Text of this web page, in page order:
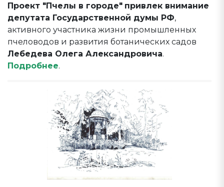
Проект "Пчелы в городе" привлек внимание
депутата Государственной думы РФ,
активного участника жизни промышленных
пчеловодов и развития ботанических садов
Лебедева Олега Александровича.
Подробнее.